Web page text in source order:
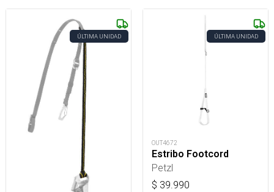
ÚLTIMA UNIDAD ÚLTIMA UNIDAD
OUT4672
Estribo Footcord
Petzl
$ 39.990